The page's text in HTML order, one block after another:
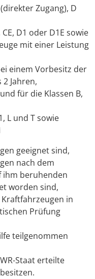
Zugang), D
D1 oder D1E sowie
mit einer Leistung
einem Vorbesitz der
Jahren,
für die Klassen B,
L und T sowie
geeignet sind,
nach dem
ihm beruhenden
worden sind,
in
Prüfung
teilgenommen
Staat erteilte